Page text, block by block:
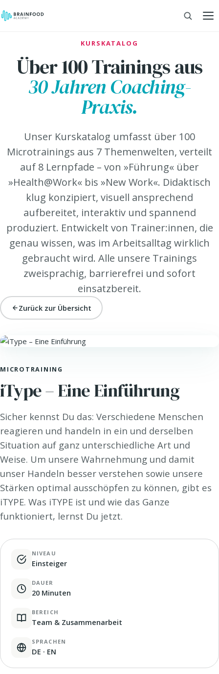
KURSKATALOG
Über 100 Trainings aus
30 Jahren Coaching-
Praxis.
Unser Kurskatalog umfasst über 100
Microtrainings aus 7 Themenwelten, verteilt
auf 8 Lernpfade – von »Führung« über
»Health@Work« bis »New Work«. Didaktisch
klug konzipiert, visuell ansprechend
aufbereitet, interaktiv und spannend
produziert. Entwickelt von Trainer:innen, die
genau wissen, was im Arbeitsalltag wirklich
gebraucht wird. Alle unsere Trainings
zweisprachig, barrierefrei und sofort
einsatzbereit.
Zurück zur Übersicht
MICROTRAINING
iType – Eine Einführung
Sicher kennst Du das: Verschiedene Menschen
reagieren und handeln in ein und derselben
Situation auf ganz unterschiedliche Art und
Weise. Um unsere Wahrnehmung und damit
unser Handeln besser verstehen sowie unsere
Stärken optimal ausschöpfen zu können, gibt es
iTYPE. Was iTYPE ist und wie das Ganze
funktioniert, lernst Du jetzt.
NIVEAU
Einsteiger
DAUER
20 Minuten
BEREICH
Team & Zusammenarbeit
SPRACHEN
DE · EN